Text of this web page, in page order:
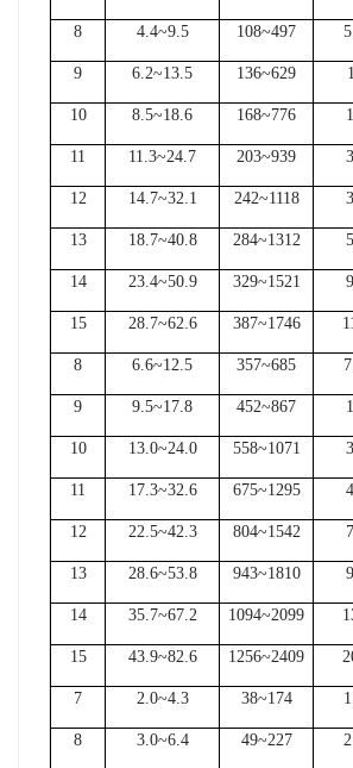
8 4.4~9.5 108~497
9 6.2~13.5 136~629
10 8.5~18.6 168~776
11 11.3~24.7 203~939
12 14.7~32.1 242~1118
13 18.7~40.8 284~1312
14 23.4~50.9 329~1521
15 28.7~62.6 387~1746
8 6.6~12.5 357~685
9 9.5~17.8 452~867
10 13.0~24.0 558~1071
11 17.3~32.6 675~1295
12 22.5~42.3 804~1542
13 28.6~53.8 943~1810
14 35.7~67.2 1094~2099
15 43.9~82.6 1256~2409
7 2.0~4.3 38~174
8 3.0~6.4 49~227